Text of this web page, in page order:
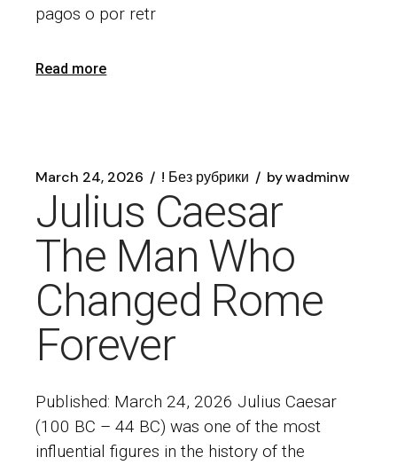
pagos o por retr
Read more
March 24, 2026 ! Без рубрики bywadminw
Julius Caesar
The Man Who
Changed Rome
Forever
Published: March 24, 2026 Julius Caesar
(100 BC – 44 BC) was one of the most
influential figures in the history of the